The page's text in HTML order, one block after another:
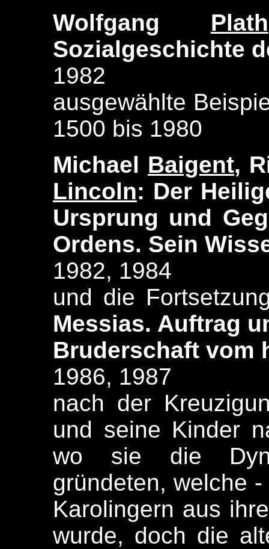
Wolfgang Plath
Sozialgeschichte
1982
ausgewählte
1500 bis 1980
Michael Baigent,
Lincoln: Der
Ursprung und
Ordens. Sein
1982, 1984
und die
Messias. Auftrag
Bruderschaft vom
1986, 1987
nach der
und seine Kinder
wo sie die
gründeten, welche
Karolingern aus
wurde, doch die